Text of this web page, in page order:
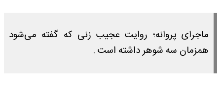
ماجرای پروانه؛ روایت عجیب زنی که گفته می‌شود
همزمان سه شوهر داشته است .